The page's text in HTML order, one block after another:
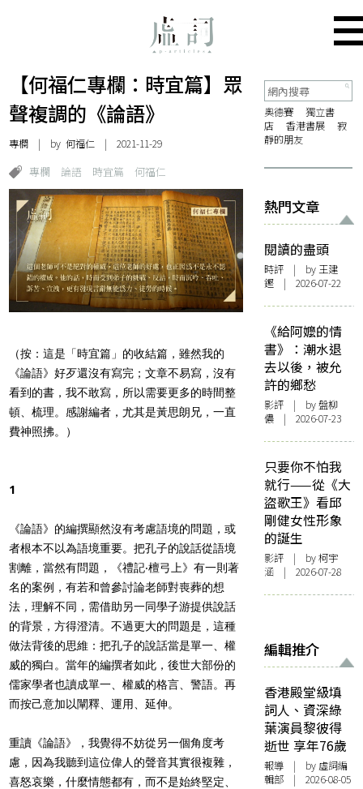
【何福仁專欄：時宜篇】眾
聲複調的《論語》
專欄 | by何福仁 | 2021-11-29
專欄 論語 時宜篇 何福仁
（按：這是「時宜篇」的收結篇，雖然我的
《論語》好歹還沒有寫完；文章不易寫，沒有
看到的書，我不敢寫，所以需要更多的時間整
頓、梳理。感謝編者，尤其是黃思朗兄，一直
費神照拂。）
1
《論語》的編撰顯然沒有考慮語境的問題，或
者根本不以為語境重要。把孔子的說話從語境
割離，當然有問題，《禮記‧檀弓上》有一則著
名的案例，有若和曾參討論老師對喪葬的想
法，理解不同，需借助另一同學子游提供說話
的背景，方得澄清。不過更大的問題是，這種
做法背後的思維：把孔子的說話當是單一、權
威的獨白。當年的編撰者如此，後世大部份的
儒家學者也讀成單一、權威的格言、警語。再
而按己意加以闡釋、運用、延伸。
重讀《論語》，我覺得不妨從另一個角度考
慮，因為我聽到這位偉人的聲音其實很複雜，
喜怒哀樂，什麼情態都有，而不是始終堅定、
奧德賽
獨立書
店
香港書展
寂
靜的朋友
熱門文章
閱讀的盡頭
時評 | by 王建
鏗 | 2026-07-22
《給阿嬤的情
書》：潮水退
去以後，被允
許的鄉愁
影評 | by 盤柳
儂 | 2026-07-23
只要你不怕我
就行——從《大
盜歌王》看邱
剛健女性形象
的誕生
影評 | by 柯宇
涵 | 2026-07-28
編輯推介
香港殿堂級填
詞人、資深綠
葉演員黎彼得
逝世 享年76歲
報導 | by 虛詞編
輯部 | 2026-08-05